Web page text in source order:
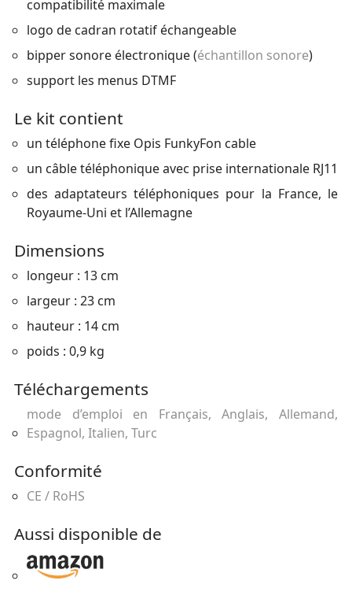
compatibilité maximale
logo de cadran rotatif échangeable
bipper sonore électronique (échantillon sonore)
support les menus DTMF
Le kit contient
un téléphone fixe Opis FunkyFon cable
un câble téléphonique avec prise internationale RJ11
des adaptateurs téléphoniques pour la France, le
Royaume-Uni et l’Allemagne
Dimensions
longeur : 13 cm
largeur : 23 cm
hauteur : 14 cm
poids : 0,9 kg
Téléchargements
mode d’emploi en Français, Anglais, Allemand,
Espagnol, Italien, Turc
Conformité
CE / RoHS
Aussi disponible de